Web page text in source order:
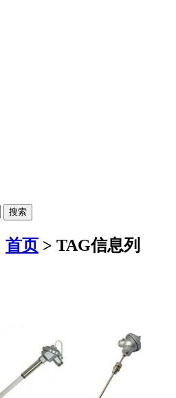
首页 > TAG信息列